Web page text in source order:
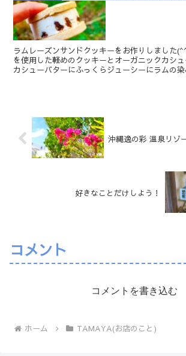
ラムレーズンサンドクッキーをお作りしました
を使用した軽めのクッキーとオーガニックカシ
カシューバターにふっくらジューシーにラムの
沖縄逸の彩 温泉リゾ
好きなことだけしよう！
コメント
コメントを書き込む
ホーム TAMAYA(お店のこと)